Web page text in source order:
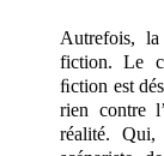
Autrefois,
fiction. Le
ﬁction est
rien contre
réalité. Qui,